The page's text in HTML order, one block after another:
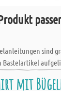
sind
mit